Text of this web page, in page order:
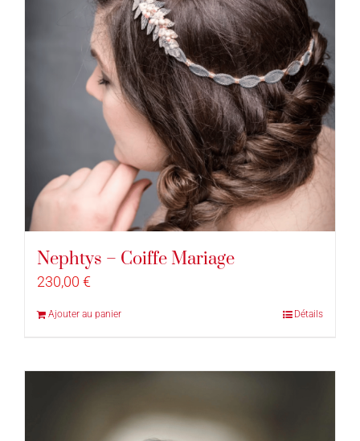
Nephtys – Coiffe Mariage
230,00 €
Ajouter au panier Détails